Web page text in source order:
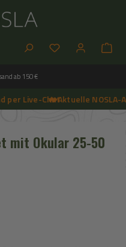
Du hast 0
ab 150 €
Live-Chat
➔
🔥 Aktuelle NOSLA-
mit Okular 25-50